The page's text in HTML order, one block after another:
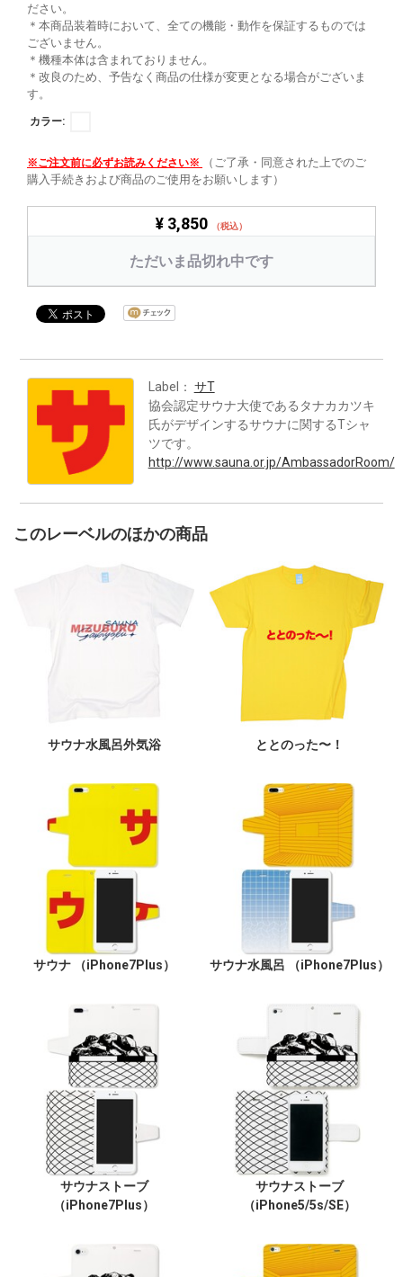
ださい。
＊本商品装着時において、全ての機能・動作を保証するものでは
ございません。
＊機種本体は含まれておりません。
＊改良のため、予告なく商品の仕様が変更となる場合がございま
す。
カラー:
※ご注文前に必ずお読みください※
（ご了承・同意された上でのご
購入手続きおよび商品のご使用をお願いします）
¥ 3,850 （税込）
ただいま品切れ中です
Label： サT
協会認定サウナ大使であるタナカカツキ
氏がデザインするサウナに関するTシャ
ツです。
http://www.sauna.or.jp/AmbassadorRoom/
このレーベルのほかの商品
サウナ水風呂外気浴 ととのった〜！
サウナ （iPhone7Plus） サウナ水風呂 （iPhone7Plus）
サウナストーブ
（iPhone7Plus）
サウナストーブ
（iPhone5/5s/SE）